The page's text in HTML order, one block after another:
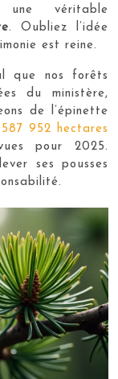
véritable
. Oubliez l’idée
est reine.
que nos forêts
du ministère,
de l’épinette
587 952 hectares
pour 2025.
ses pousses